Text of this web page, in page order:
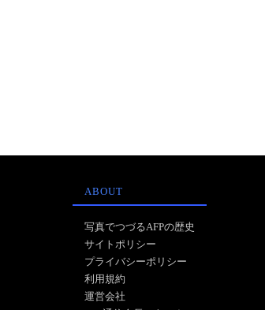
ABOUT
写真でつづるAFPの歴史
サイトポリシー
プライバシーポリシー
利用規約
運営会社